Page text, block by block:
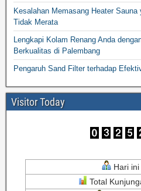
Kesalahan Memasang Heater
Tidak Merata
Lengkapi Kolam Renang Anda
Berkualitas di Palembang
Pengaruh Sand Filter terhadap
Visitor Today
Hari
Total